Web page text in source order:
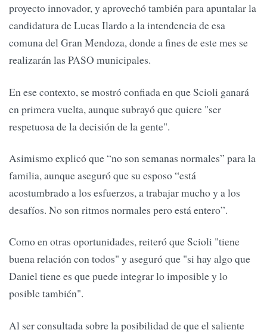
proyecto innovador, y aprovechó también para apuntalar la
candidatura de Lucas Ilardo a la intendencia de esa
comuna del Gran Mendoza, donde a fines de este mes se
realizarán las PASO municipales.
En ese contexto, se mostró confiada en que Scioli ganará
en primera vuelta, aunque subrayó que quiere "ser
respetuosa de la decisión de la gente".
Asimismo explicó que “no son semanas normales” para la
familia, aunque aseguró que su esposo “está
acostumbrado a los esfuerzos, a trabajar mucho y a los
desafíos. No son ritmos normales pero está entero”.
Como en otras oportunidades, reiteró que Scioli "tiene
buena relación con todos" y aseguró que "si hay algo que
Daniel tiene es que puede integrar lo imposible y lo
posible también".
Al ser consultada sobre la posibilidad de que el saliente